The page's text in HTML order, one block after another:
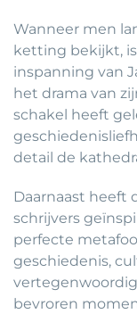
Wanneer men
ketting bekijkt,
inspanning van
het drama van
schakel heeft
detail de
Daarnaast heeft
schrijvers
perfecte
geschiedenis,
bevroren